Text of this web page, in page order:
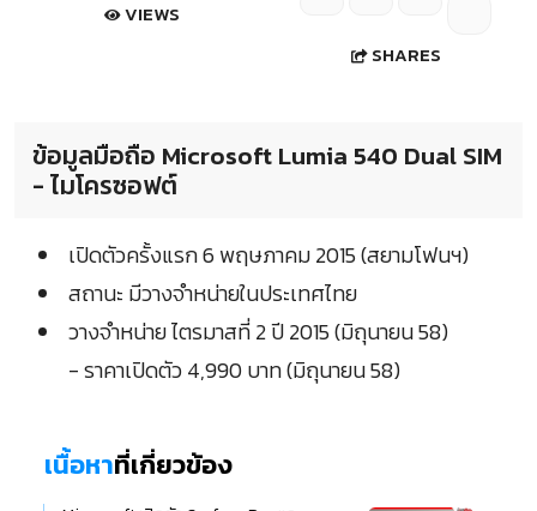
VIEWS
SHARES
ข้อมูลมือถือ Microsoft Lumia 540 Dual SIM
- ไมโครซอฟต์
เปิดตัวครั้งแรก 6 พฤษภาคม 2015 (สยามโฟนฯ)
สถานะ มีวางจำหน่ายในประเทศไทย
วางจำหน่าย ไตรมาสที่ 2 ปี 2015 (มิถุนายน 58)
- ราคาเปิดตัว 4,990 บาท (มิถุนายน 58)
เนื้อหาที่เกี่ยวข้อง